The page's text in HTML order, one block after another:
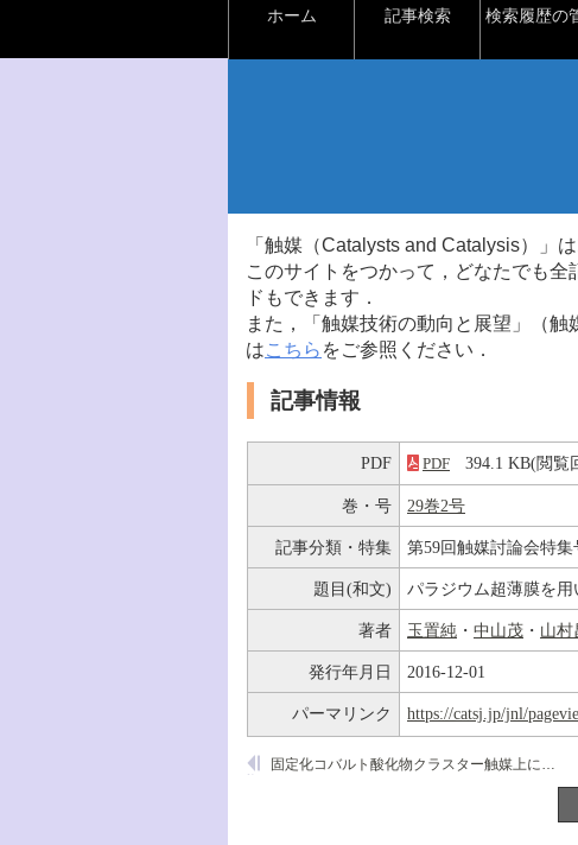
ホーム 記事検索 検索履歴の
「触媒（Catalysts and Catalysis）」
このサイトをつかって，どなたでも
ドもできます．
また，「触媒技術の動向と展望」（
はこちら をご参照ください．
記事情報
PDF PDF 394.1 KB(閲覧
巻・号 29巻2号
記事分類・特集 第59回触媒討論会特
題目(和文) パラジウム超薄膜を
著者 玉置純 ・ 中山茂 ・ 山村
発行年月日 2016-12-01
パーマリンク https://catsj.jp/jnl/
固定化コバルト酸化物クラスター触媒上におけるCO酸化反応のEXAFSのよる研究